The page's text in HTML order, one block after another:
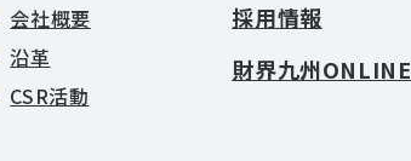
会社概要
沿革
CSR活動
採用情報
財界九州ONLINE